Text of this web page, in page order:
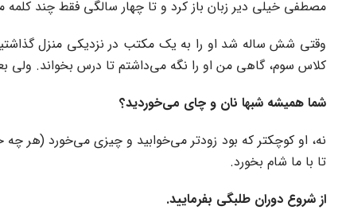
مصطفی خیلی دیر زبان باز کرد و تا چهار سالگی فقط چند
وقتی شش ساله شد او را به یک مکتب در نزدیکی منزل
کلاس سوم، گاهی من او را نگه می‌داشتم تا درس بخواند. ولی
شما همیشه شبها نان و چای می‌خوردید؟
تا با ما شام بخورد.
از شروع دوران طلبگی بفرمایید.